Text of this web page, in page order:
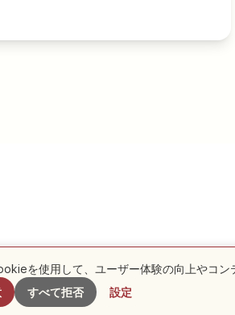
を使用して、ユーザー体験の向上やコ
すべて拒否 設定